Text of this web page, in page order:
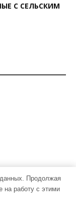
С СЕЛЬСКИМ
Продолжая
на работу с этими